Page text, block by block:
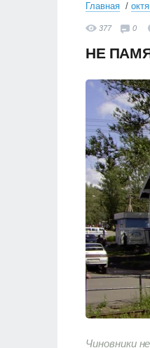
Главная
377 0
НЕ
Чиновники